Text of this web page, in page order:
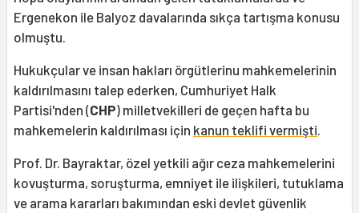
Ergenekon ile Balyoz davalarında sıkça tartışma konusu
olmuştu.
Hukukçular ve insan hakları örgütlerinu mahkemelerinin
kaldırılmasını talep ederken, Cumhuriyet Halk
Partisi'nden (CHP) milletvekilleri de geçen hafta bu
mahkemelerin kaldırılması için kanun teklifi vermişti
Prof. Dr. Bayraktar, özel yetkili ağır ceza mahkemelerini
kovuşturma, soruşturma, emniyet ile ilişkileri, tutuklama
ve arama kararları bakımından eski devlet güvenlik